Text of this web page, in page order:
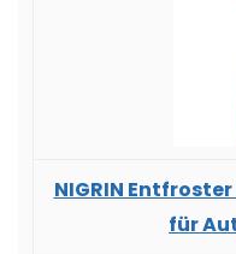
NIGRIN
für